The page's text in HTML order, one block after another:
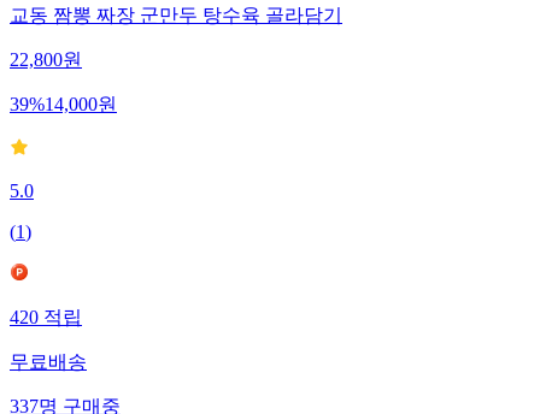
교동 짬뽕 짜장 군만두 탕수육 골라담기
22,800원
39%14,000원
5.0
(1)
420적립
무료배송
337명구매중